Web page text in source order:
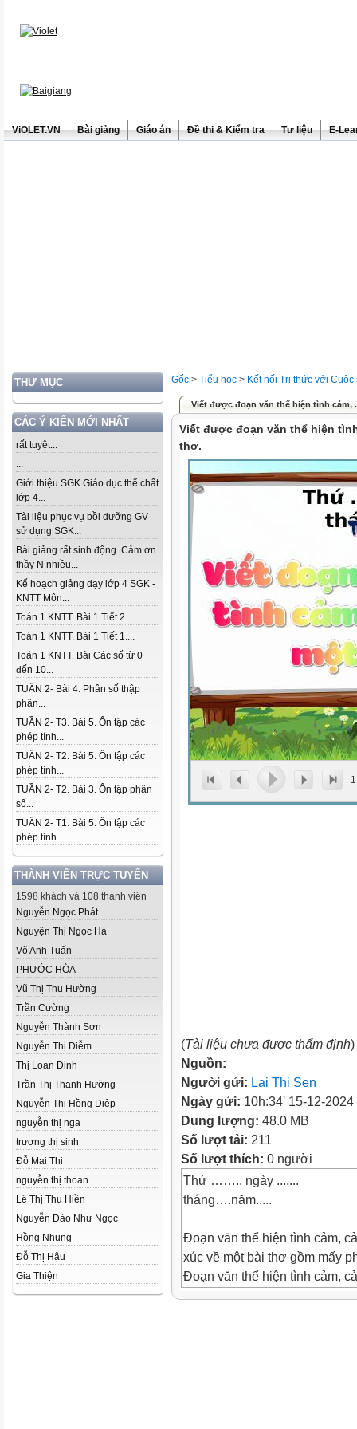
ViOLET.VN Bài giảng Giáo án Đề thi & Kiểm tra Tư liệu E-
THƯ MỤC
CÁC Ý KIẾN MỚI NHẤT
rất tuyệt...
...
Giới thiệu SGK Giáo dục thể chất
lớp 4...
Tài liệu phục vụ bồi dưỡng GV
sử dụng SGK...
Bài giảng rất sinh động. Cảm ơn
thầy N nhiều...
Kế hoạch giảng dạy lớp 4 SGK -
KNTT Môn...
Toán 1 KNTT. Bài 1 Tiết 2....
Toán 1 KNTT. Bài 1 Tiết 1....
Toán 1 KNTT. Bài Các số từ 0
đến 10...
TUẦN 2- Bài 4. Phân số thập
phân...
TUẦN 2- T3. Bài 5. Ôn tập các
phép tính...
TUẦN 2- T2. Bài 5. Ôn tập các
phép tính...
TUẦN 2- T2. Bài 3. Ôn tập phân
số...
TUẦN 2- T1. Bài 5. Ôn tập các
phép tính...
THÀNH VIÊN TRỰC TUYẾN
1598 khách và 108 thành viên
Nguyễn Ngọc Phát
Nguyện Thị Ngọc Hà
Võ Anh Tuấn
PHƯỚC HÒA
Vũ Thị Thu Hường
Trần Cường
Nguyễn Thành Sơn
Nguyễn Thị Diễm
Thị Loan Đinh
Trần Thị Thanh Hường
Nguyễn Thị Hồng Diệp
nguyễn thị nga
trương thị sinh
Đỗ Mai Thi
nguyễn thị thoan
Lê Thị Thu Hiền
Nguyễn Đào Như Ngọc
Hồng Nhung
Đỗ Thị Hậu
Gia Thiện
Gốc > Tiểu học > Kết nối Tri thức với Cuộc
Viết được đoạn văn thể hiện tình cảm,
Viết được đoạn văn thể hiện
thơ.
1
(Tài liệu chưa được thẩm định)
Nguồn:
Người gửi: Lai Thi Sen
Ngày gửi: 10h:34' 15-12-2024
Dung lượng: 48.0 MB
Số lượt tải: 211
Số lượt thích: 0 người
Thứ …….. ngày .......
tháng….năm.....
Đoạn văn thể hiện tình cảm,
xúc về một bài thơ gồm mấy
Đoạn văn thể hiện tình cảm,